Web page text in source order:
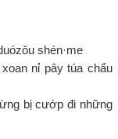
shén·me
nỉ pây túa chẩu
bị cướp đi những